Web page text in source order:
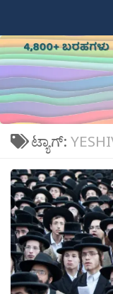
ಟ್ಯಾಗ್: